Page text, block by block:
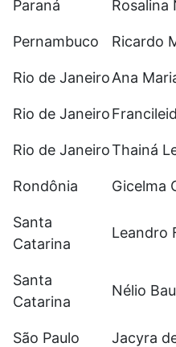
Paraná Rosalina
Pernambuco Ricardo
Rio de JaneiroAna
Rio de Janeiro
Rio de JaneiroThainá
Rondônia Gicelma
Santa
Catarina
Leandro
Santa
Catarina
Nélio
São Paulo Jacyra